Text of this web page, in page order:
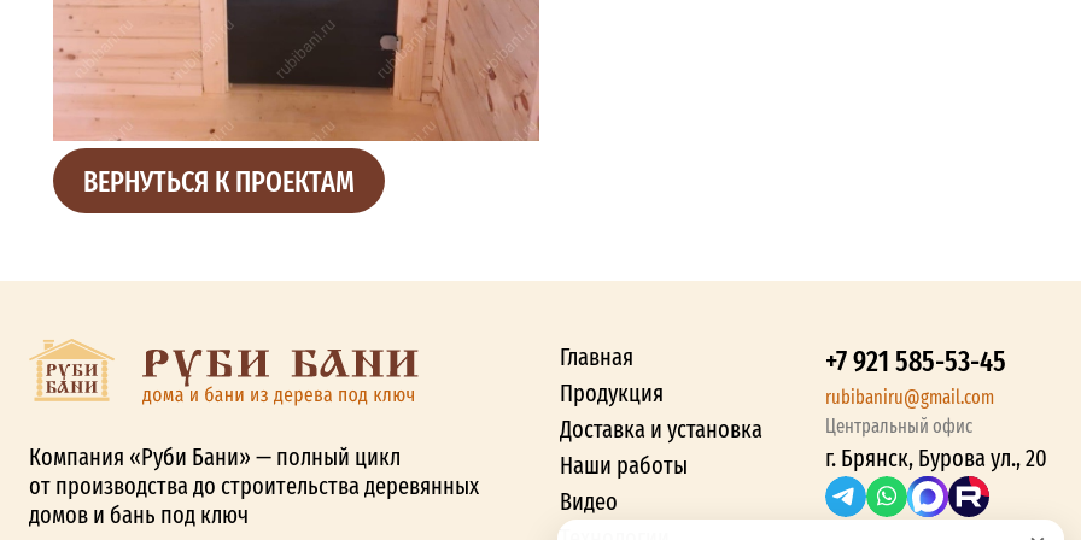
ВЕРНУТЬСЯ К ПРОЕКТАМ
Компания «Руби Бани» — полный цикл
от производства до строительства деревянных
домов и бань под ключ
Главная
Продукция
Доставка и установка
Наши работы
Видео
+7 921 585-53-45
rubibaniru@gmail.com
Центральный офис
г. Брянск, Бурова ул., 20